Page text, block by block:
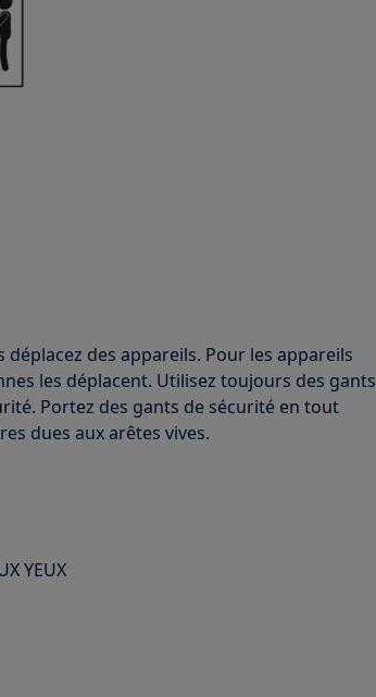
des appareils. Pour les appareils
les déplacent. Utilisez toujours des gants
Portez des gants de sécurité en tout
dues aux arêtes vives.
YEUX